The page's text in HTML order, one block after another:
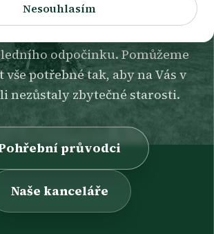
zajišťujeme s důrazem na
odpočinku. Pomůžeme
potřebné tak, aby na Vás v
nezůstaly zbytečné starosti.
průvodci
Naše kanceláře
Nesouhlasím